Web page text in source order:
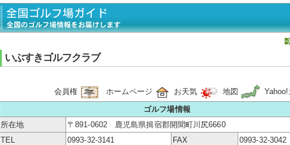
いぶすきゴルフクラブ
会員権 ホームページ お天気 地図
Yahoo!
ゴルフ場情報
所在地
〒891-0602 鹿児島県揖宿郡開聞町川尻6660
TEL
0993-32-3141 FAX
0993-32-3042